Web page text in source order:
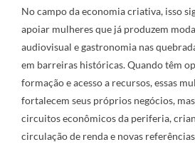
No campo da economia criativa, isso
apoiar mulheres que já produzem
audiovisual e gastronomia nas
em barreiras históricas. Quando têm
formação e acesso a recursos, essas
fortalecem seus próprios negócios,
circuitos econômicos da periferia,
circulação de renda e novas